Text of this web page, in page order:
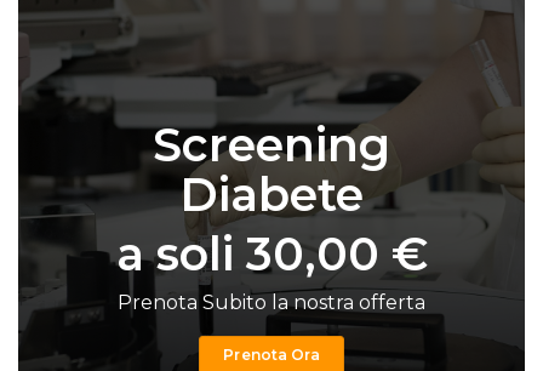
Screening
Diabete
a soli 30,00 €
Prenota Subito la nostra offerta
Prenota Ora